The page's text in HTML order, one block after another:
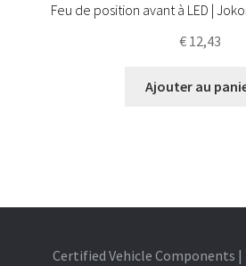
Feu de position avant à LED |
€12,43
Ajouter au
Certified Vehicle Components |